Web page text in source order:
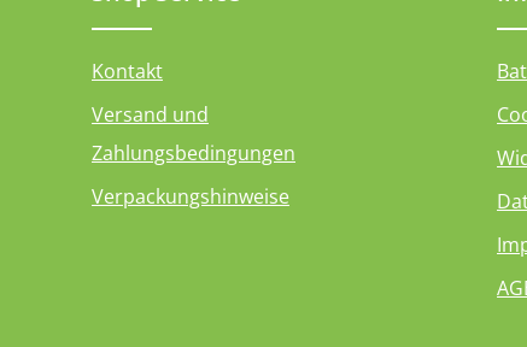
Kontakt
Versand und
Zahlungsbedingungen
Verpackungshinweise